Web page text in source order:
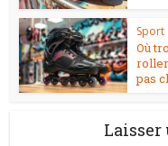
Sport
Où
pas